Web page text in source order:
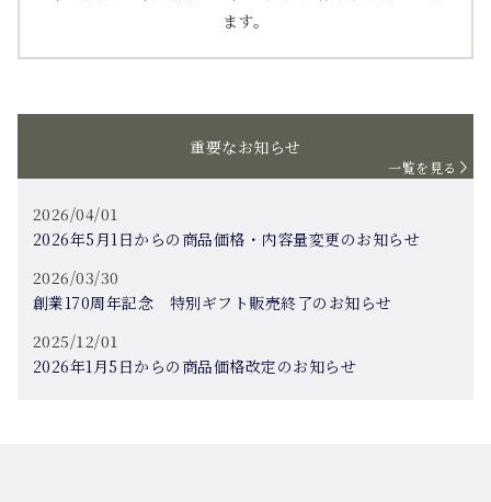
ます。
重要なお知らせ
一覧を見る
2026/04/01
2026年5月1日からの商品価格・内容量変更のお知らせ
2026/03/30
創業170周年記念 特別ギフト販売終了のお知らせ
2025/12/01
2026年1月5日からの商品価格改定のお知らせ